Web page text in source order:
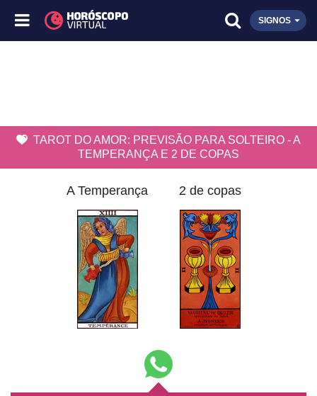
SIGNOS
TAROT DO AMOR: PREVISÃO PARA SOLTEIRO - A
TEMPERANÇA E 2 DE COPAS
A Temperança 2 de copas